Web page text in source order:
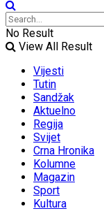
No Result
View All Result
Vijesti
Tutin
Sandžak
Aktuelno
Regija
Svijet
Crna Hronika
Kolumne
Magazin
Sport
Kultura